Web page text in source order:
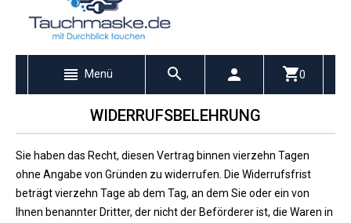
Menü 0
WIDERRUFSBELEHRUNG
Sie haben das Recht, diesen Vertrag binnen vierzehn Tagen
ohne Angabe von Gründen zu widerrufen. Die Widerrufsfrist
beträgt vierzehn Tage ab dem Tag, an dem Sie oder ein von
Ihnen benannter Dritter, der nicht der Beförderer ist, die Waren in